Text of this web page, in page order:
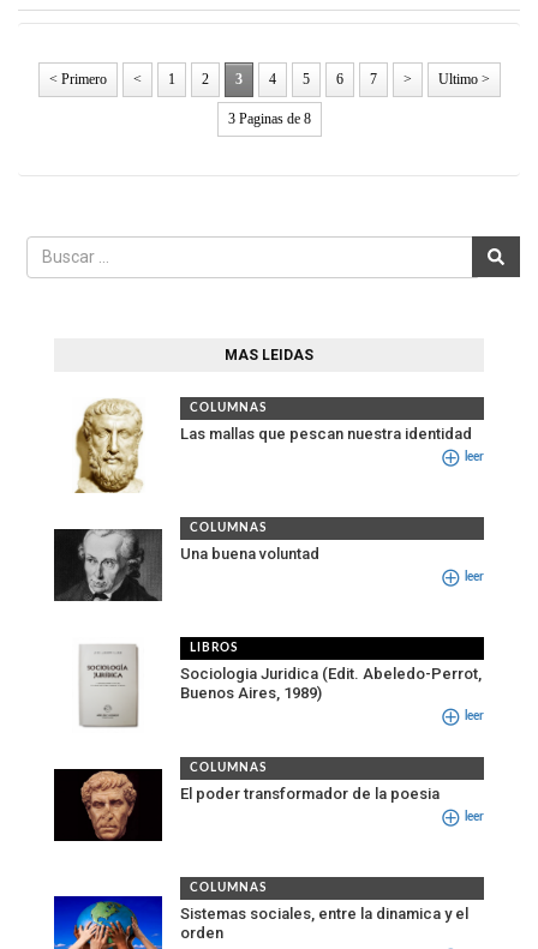
< Primero < 1 2 3 4 5 6 7 > Ultimo >
3 Paginas de 8
MAS LEIDAS
COLUMNAS
Las mallas que pescan nuestra identidad
leer
COLUMNAS
Una buena voluntad
leer
LIBROS
Sociologia Juridica (Edit. Abeledo-Perrot,
Buenos Aires, 1989)
leer
COLUMNAS
El poder transformador de la poesia
leer
COLUMNAS
Sistemas sociales, entre la dinamica y el
orden